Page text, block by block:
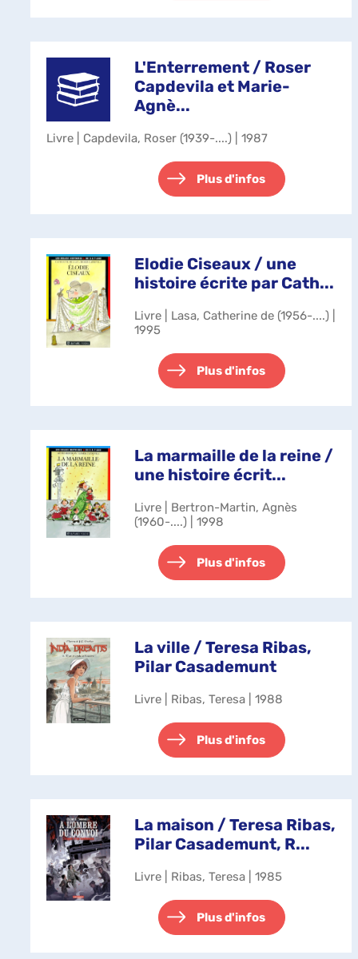
L'Enterrement / Roser
Capdevila et Marie-
Agnè...
Livre | Capdevila, Roser (1939-....) | 1987
Plus d'infos
Elodie Ciseaux / une
histoire écrite par Cath...
Livre | Lasa, Catherine de (1956-....) |
1995
Plus d'infos
La marmaille de la reine /
une histoire écrit...
Livre | Bertron-Martin, Agnès
(1960-....) | 1998
Plus d'infos
La ville / Teresa Ribas,
Pilar Casademunt
Livre | Ribas, Teresa | 1988
Plus d'infos
La maison / Teresa Ribas,
Pilar Casademunt, R...
Livre | Ribas, Teresa | 1985
Plus d'infos